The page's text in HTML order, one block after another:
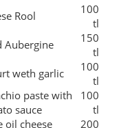
tl
paste with
sauce
100
tl
oil cheese
200
tl
Roasting
100
tl
salad
100
tl